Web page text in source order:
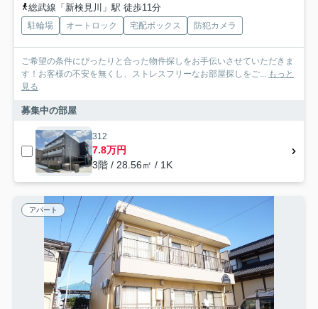
総武線「新検見川」駅 徒歩11分
駐輪場 オートロック 宅配ボックス 防犯カメラ
ご希望の条件にぴったりと合った物件探しをお手伝いさせていただきま
す！お客様の不安を無くし、ストレスフリーなお部屋探しをご... もっと
見る
募集中の部屋
312
7.8万円
3階 / 28.56㎡ / 1K
アパート